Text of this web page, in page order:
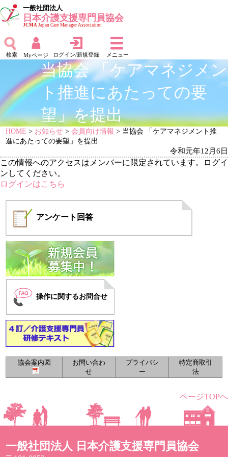
一般社団法人
日本介護支援専門員協会
JCMAJapan Care Manager Association
検索 Myページ ログイン/新規登録 メニュー
当協会 「ケアマネジメン
ト推進にあたっての要
望」を提出
HOME > お知らせ >会員向け情報 > 当協会 「ケアマネジメント推
進にあたっての要望」を提出
令和元年12月6日
この情報へのアクセスはメンバーに限定されています。ログイ
ンしてください。
ログインはこちら
アンケート 回答
操作に関するお問合せ
ページTOPへ
一般社団法人 日本介護支援専門員協会
協会案内図
お問い合わ
せ
プライバシ
ー
特定商取引
法